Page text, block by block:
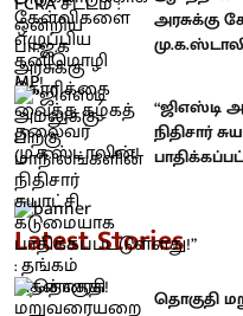
“ஜிஎஸ்டி
நிதிசார்
Latest Stories
தொகுதி